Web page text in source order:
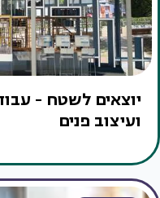
יוצאים לשטח -
ועיצוב פנים